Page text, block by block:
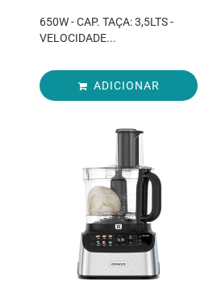
650W - CAP. TAÇA: 3,5LTS -
VELOCIDADE...
ADICIONAR